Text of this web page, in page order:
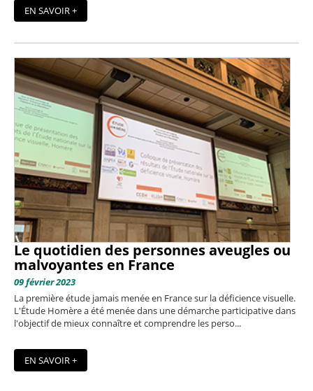
EN SAVOIR +
Le quotidien des personnes aveugles ou
malvoyantes en France
09 février 2023
La première étude jamais menée en France sur la déficience visuelle.
L'Étude Homère a été menée dans une démarche participative dans
l'objectif de mieux connaître et comprendre les perso...
EN SAVOIR +